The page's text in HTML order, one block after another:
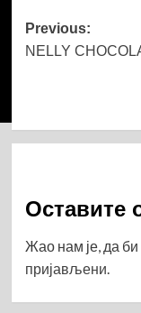
Post
Previous:
NELLY
Оставите
Жао нам је, да
пријављени.